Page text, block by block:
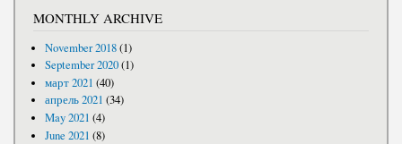
MONTHLY ARCHIVE
November 2018(1)
September 2020(1)
март 2021 (40)
апрель 2021 (34)
May 2021 (4)
June 2021 (8)